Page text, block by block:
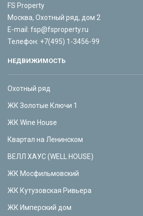
FS Property
Москва, Охотный ряд, дом 2
E-mail: fsp@fsproperty.ru
Телефон: +7(495) 1-3456-99
НЕДВИЖИМОСТЬ
Охотный ряд
ЖК Золотые Ключи 1
ЖК Wine House
Квартал на Ленинском
ВЕЛЛ ХАУС (WELL HOUSE)
ЖК Мосфильмовский
ЖК Кутузовская Ривьера
ЖК Имперский дом